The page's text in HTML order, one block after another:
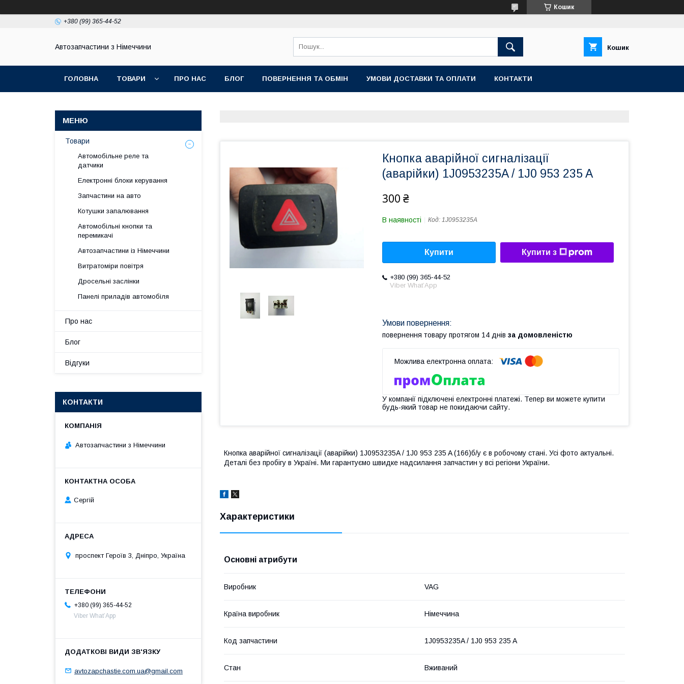
Кошик
+380 (99) 365-44-52
Автозапчастини з Німеччини Кошик
ГОЛОВНА ТОВАРИ ПРО НАС БЛОГ ПОВЕРНЕННЯ ТА ОБМІН УМОВИ ДОСТАВКИ ТА ОПЛАТИ КОНТАКТИ
Кнопка аварійної сигналізації
(аварійки) 1J0953235A / 1J0 953 235 A
300 ₴
В наявності Код: 1J0953235A
Купити Купити з
+380 (99) 365-44-52
Viber What’App
повернення товару протягом 14 днів за домовленістю
У компанії підключені електронні платежі. Тепер ви можете купити
будь-який товар не покидаючи сайту.
Кнопка аварійної сигналізації (аварійки) 1J0953235A / 1J0 953 235 A (166)б/у є в робочому стані. Усі фото актуальні.
Деталі без пробігу в Україні. Ми гарантуємо швидке надсилання запчастин у всі регіони України.
Характеристики
Основні атрибути
Виробник VAG
Країна виробник Німеччина
Код запчастини 1J0953235A / 1J0 953 235 A
Стан Вживаний
Товари
Автомобільне реле та
датчики
Електронні блоки керування
Запчастини на авто
Котушки запалювання
Автомобільні кнопки та
перемикачі
Автозапчастини із Німеччини
Витратоміри повітря
Дросельні заслінки
Панелі приладів автомобіля
Про нас
Блог
Відгуки
КОНТАКТИ
Автозапчастини з Німеччини
Сергій
проспект Героїв 3, Дніпро, Україна
+380 (99) 365-44-52
Viber What’App
avtozapchastie.com.ua@gmail.com